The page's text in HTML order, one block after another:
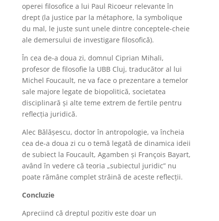
operei filosofice a lui Paul Ricoeur relevante în
drept (la justice par la métaphore, la symbolique
du mal, le juste sunt unele dintre conceptele-cheie
ale demersului de investigare filosofică).
În cea de-a doua zi, domnul Ciprian Mihali,
profesor de filosofie la UBB Cluj, traducător al lui
Michel Foucault, ne va face o prezentare a temelor
sale majore legate de biopolitică, societatea
disciplinară și alte teme extrem de fertile pentru
reflecția juridică.
Alec Bălășescu, doctor în antropologie, va încheia
cea de-a doua zi cu o temă legată de dinamica ideii
de subiect la Foucault, Agamben și François Bayart,
având în vedere că teoria „subiectul juridic” nu
poate rămâne complet străină de aceste reflecții.
Concluzie
Apreciind că dreptul pozitiv este doar un